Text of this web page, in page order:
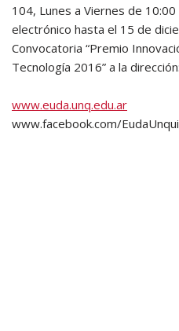
104, Lunes a Viernes de
electrónico hasta el 15 de
Convocatoria “Premio
Tecnología 2016” a la dirección:
www.euda.unq.edu.ar
www.facebook.com/EudaUnqui